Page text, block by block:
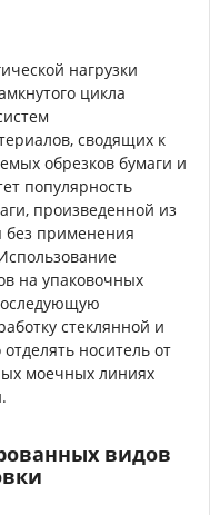
нагрузки
цикла
сводящих к
обрезков бумаги и
популярность
произведенной из
без применения
на упаковочных
стеклянной и
носитель от
моечных линиях
видов